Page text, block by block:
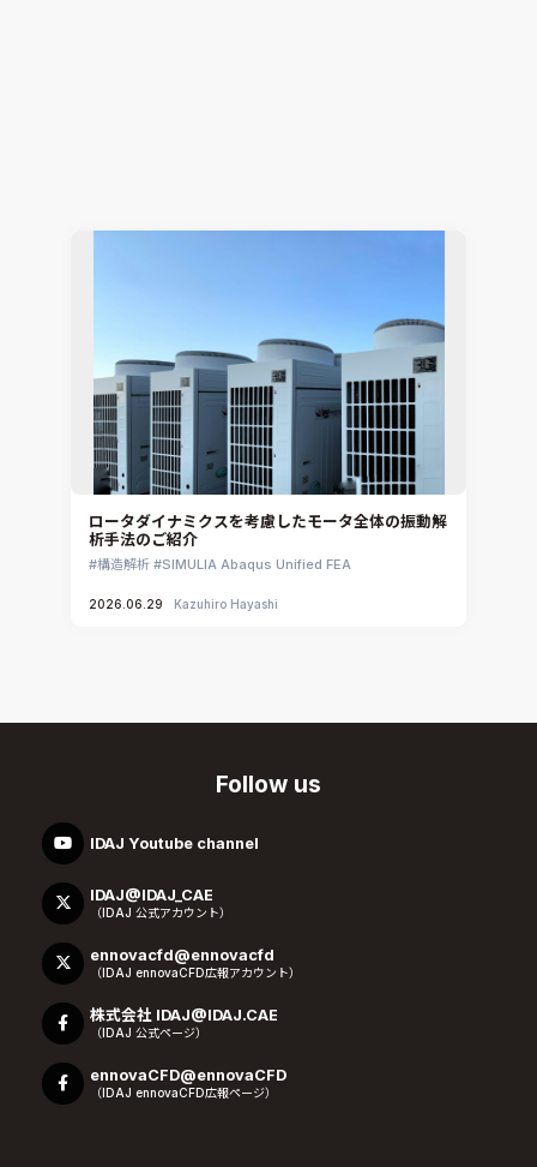
ロータダイナミクスを考慮したモータ全体の振動解
析手法のご紹介
構造解析 SIMULIA Abaqus Unified FEA
2026.06.29 Kazuhiro Hayashi
Follow us
IDAJ Youtube channel
IDAJ@IDAJ_CAE
（IDAJ 公式アカウント）
ennovacfd@ennovacfd
（IDAJ ennovaCFD広報アカウント）
株式会社 IDAJ@IDAJ.CAE
（IDAJ 公式ページ）
ennovaCFD@ennovaCFD
（IDAJ ennovaCFD広報ページ）